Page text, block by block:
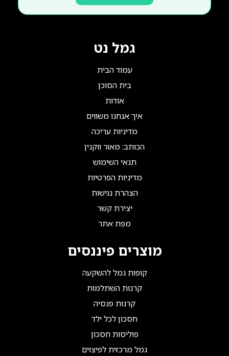
גמל נט
עמוד הבית
בית הסוכן
אודות
איך אנחנו משווים
מדיניות עריכה
הכותב: מאור ווקנין
תנאי השימוש
מדיניות הפרטיות
הצהרת נגישות
יצירת קשר
מפת אתר
מוצרים פיננסים
קופות גמל להשקעה
קרנות השתלמות
קרנות פנסיה
חסכון לכל ילד
פוליסות חסכון
גמל מרכזית לפיצוים